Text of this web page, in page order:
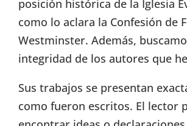
posición histórica de la Iglesia
como lo aclara la Confesión de
Westminster. Además,
integridad de los autores que
Sus trabajos se presentan
como fueron escritos. El lector